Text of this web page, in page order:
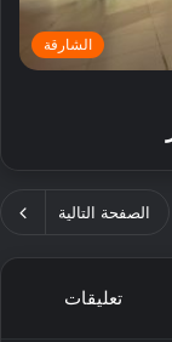
الشارقة
الصفحة التالية
تعليقات